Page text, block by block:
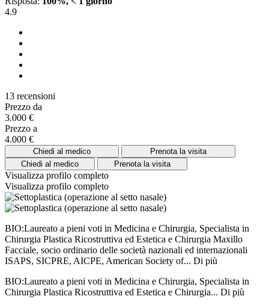
4.9
13 recensioni
Prezzo da
3.000 €
Prezzo a
4.000 €
Chiedi al medico
Prenota la visita
Chiedi al medico
Prenota la visita
Visualizza profilo completo
Visualizza profilo completo
BIO:Laureato a pieni voti in Medicina e Chirurgia, Specialista in
Chirurgia Plastica Ricostruttiva ed Estetica e Chirurgia Maxillo
Facciale, socio ordinario delle società nazionali ed internazionali
ISAPS, SICPRE, AICPE, American Society of... Di più
BIO:Laureato a pieni voti in Medicina e Chirurgia, Specialista in
Chirurgia Plastica Ricostruttiva ed Estetica e Chirurgia... Di più